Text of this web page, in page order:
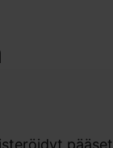
pääset